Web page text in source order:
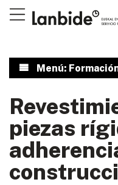
Menú:
piezas